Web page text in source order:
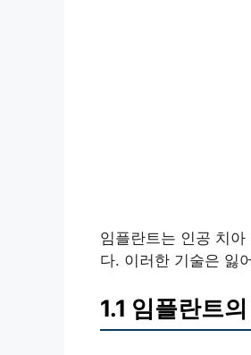
임플란트는 인공 치
다. 이러한 기술은 잃
1.1 임플란트